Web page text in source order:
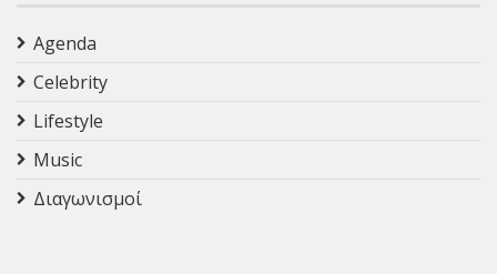
Agenda
Celebrity
Lifestyle
Music
Διαγωνισμοί